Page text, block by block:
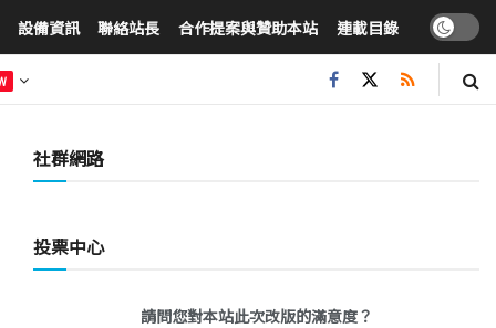
設備資訊 聯絡站長 合作提案與贊助本站 連載目錄
社群網路
投票中心
請問您對本站此次改版的滿意度？